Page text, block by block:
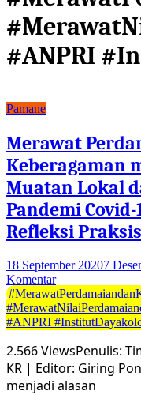
#ANPRI
Pamane
Merawat
Keberagaman
Muatan Lokal
Pandemi
Refleksi
18 September 20207
Komentar
#ANPRI
2.566 ViewsPenulis:
KR | Editor: Giring
menjadi alasan